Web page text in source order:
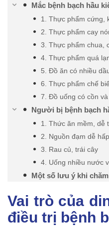
Mắc bệnh bạch hầu
1. Thực phẩm cứng,
2. Thực phẩm cay
3. Thực phẩm chua,
4. Thực phẩm quá
5. Đồ ăn có nhiều
6. Thực phẩm chế
7. Đồ uống có cồn
Người bị bệnh bạch
1. Thức ăn mềm, dễ
2. Nguồn đạm dễ
3. Rau củ, trái cây
4. Uống nhiều nước
Một số lưu ý khi
Vai trò của
điều trị bệnh